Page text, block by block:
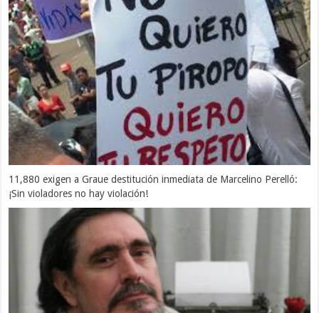
11,880 exigen a Graue destitución inmediata de Marcelino Perelló:
¡Sin violadores no hay violación!